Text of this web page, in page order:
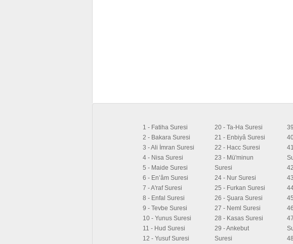
1 - Fatiha Suresi
2 - Bakara Suresi
3 - Ali İmran Suresi
4 - Nisa Suresi
5 - Maide Suresi
6 - En’âm Suresi
7 - A'raf Suresi
8 - Enfal Suresi
9 - Tevbe Suresi
10 - Yunus Suresi
11 - Hud Suresi
12 - Yusuf Suresi
20 - Ta-Ha Suresi
21 - Enbiyâ Suresi
22 - Hacc Suresi
23 - Mü'minun
Suresi
24 - Nur Suresi
25 - Furkan Suresi
26 - Şuara Suresi
27 - Neml Suresi
28 - Kasas Suresi
29 - Ankebut
Suresi